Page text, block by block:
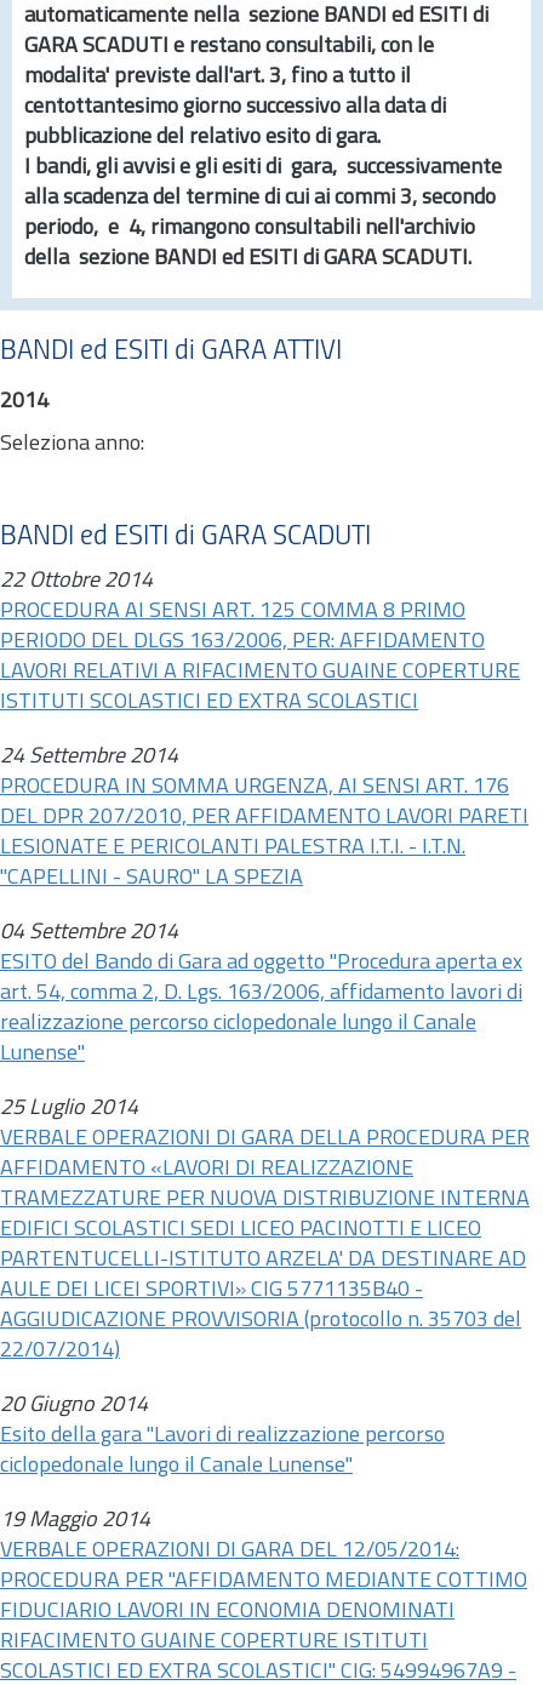
automaticamente nella sezione BANDI ed ESITI di
GARA SCADUTI e restano consultabili, con le
modalita' previste dall'art. 3, fino a tutto il
centottantesimo giorno successivo alla data di
pubblicazione del relativo esito di gara.
I bandi, gli avvisi e gli esiti di gara, successivamente
alla scadenza del termine di cui ai commi 3, secondo
periodo, e 4, rimangono consultabili nell'archivio
della sezione BANDI ed ESITI di GARA SCADUTI.
BANDI ed ESITI di GARA ATTIVI
2014
Seleziona anno:
BANDI ed ESITI di GARA SCADUTI
22 Ottobre 2014
PROCEDURA AI SENSI ART. 125 COMMA 8 PRIMO
PERIODO DEL DLGS 163/2006, PER: AFFIDAMENTO
LAVORI RELATIVI A RIFACIMENTO GUAINE COPERTURE
ISTITUTI SCOLASTICI ED EXTRA SCOLASTICI
24 Settembre 2014
PROCEDURA IN SOMMA URGENZA, AI SENSI ART. 176
DEL DPR 207/2010, PER AFFIDAMENTO LAVORI PARETI
LESIONATE E PERICOLANTI PALESTRA I.T.I. - I.T.N.
"CAPELLINI - SAURO" LA SPEZIA
04 Settembre 2014
ESITO del Bando di Gara ad oggetto "Procedura aperta ex
art. 54, comma 2, D. Lgs. 163/2006, affidamento lavori di
realizzazione percorso ciclopedonale lungo il Canale
Lunense"
25 Luglio 2014
VERBALE OPERAZIONI DI GARA DELLA PROCEDURA PER
AFFIDAMENTO «LAVORI DI REALIZZAZIONE
TRAMEZZATURE PER NUOVA DISTRIBUZIONE INTERNA
EDIFICI SCOLASTICI SEDI LICEO PACINOTTI E LICEO
PARTENTUCELLI-ISTITUTO ARZELA' DA DESTINARE AD
AULE DEI LICEI SPORTIVI» CIG 5771135B40 -
AGGIUDICAZIONE PROVVISORIA (protocollo n. 35703 del
22/07/2014)
20 Giugno 2014
Esito della gara "Lavori di realizzazione percorso
ciclopedonale lungo il Canale Lunense"
19 Maggio 2014
VERBALE OPERAZIONI DI GARA DEL 12/05/2014:
PROCEDURA PER "AFFIDAMENTO MEDIANTE COTTIMO
FIDUCIARIO LAVORI IN ECONOMIA DENOMINATI
RIFACIMENTO GUAINE COPERTURE ISTITUTI
SCOLASTICI ED EXTRA SCOLASTICI" CIG: 54994967A9 -